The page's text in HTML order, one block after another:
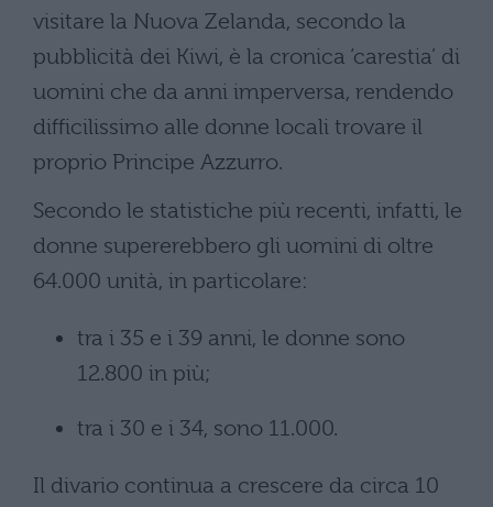
visitare la Nuova Zelanda, secondo la
pubblicità dei Kiwi, è la cronica ‘carestia’ di
uomini che da anni imperversa, rendendo
difficilissimo alle donne locali trovare il
proprio Principe Azzurro.
Secondo le statistiche più recenti, infatti, le
donne supererebbero gli uomini di oltre
64.000 unità, in particolare:
tra i 35 e i 39 anni, le donne sono
12.800 in più;
tra i 30 e i 34, sono 11.000.
Il divario continua a crescere da circa 10